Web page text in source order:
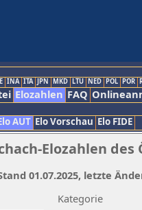
INA ITA JPN MKD LTU NED POL POR
Elozahlen FAQ
AUT Elo Vorschau Elo FIDE
Elozahlen des
Kategorie
01.07.2025, letzte